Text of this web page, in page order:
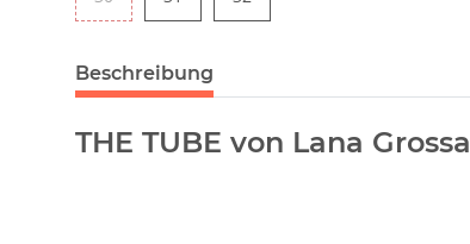
Beschreibung
THE TUBE von Lana Grossa